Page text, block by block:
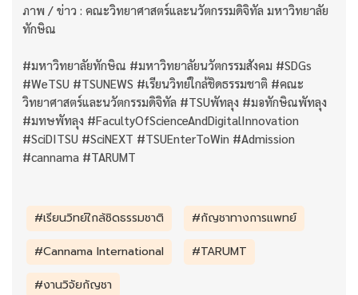
ภาพ / ข่าว : คณะวิทยาศาสตร์และนวัตกรรมดิจิทัล มหาวิทยาลัย
ทักษิณ
#มหาวิทยาลัยทักษิณ #มหาวิทยาลัยนวัตกรรมสังคม #SDGs
#WeTSU #TSUNEWS #เรียนวิทย์ใกล้ชิดธรรมชาติ #คณะ
วิทยาศาสตร์และนวัตกรรมดิจิทัล #TSUพัทลุง #มอทักษิณพัทลุง
#มทษพัทลุง #FacultyOfScienceAndDigitalInnovation
#SciDITSU #SciNEXT #TSUEnterToWin #Admission
#cannama #TARUMT
#เรียนวิทย์ใกล้ชิดธรรมชาติ
#กัญชาทางการแพทย์
#Cannama International
#TARUMT
#งานวิจัยกัญชา